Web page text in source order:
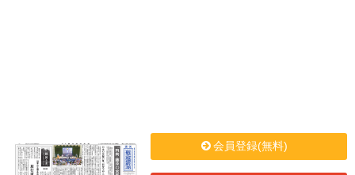
会員登録(無料)